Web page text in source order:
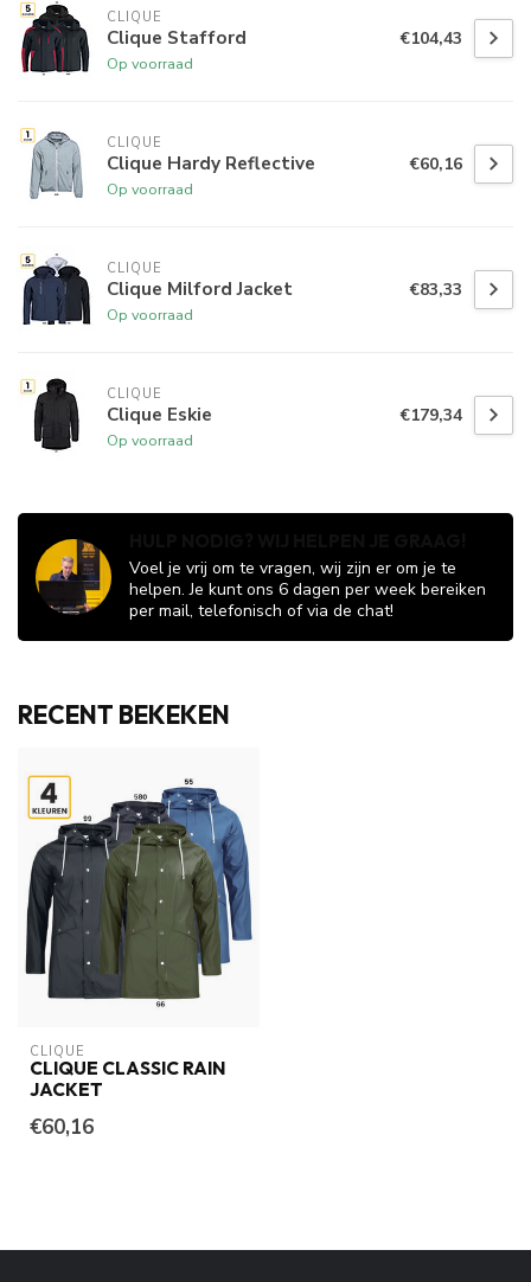
CLIQUE
Clique Stafford
Op voorraad
€104,43
CLIQUE
Clique Hardy Reflective
Op voorraad
€60,16
CLIQUE
Clique Milford Jacket
Op voorraad
€83,33
CLIQUE
Clique Eskie
Op voorraad
€179,34
Voel je vrij om te vragen, wij zijn er om je te
helpen. Je kunt ons 6 dagen per week bereiken
per mail, telefonisch of via de chat!
RECENT BEKEKEN
CLIQUE
CLIQUE CLASSIC RAIN
JACKET
€60,16